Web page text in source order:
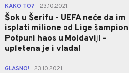
KAKO TO? 23.10.2021.
Šok u Šerifu - UEFA neće da im
isplati milione od Lige
Potpuni haos u Moldaviji -
upletena je i vlada!
GLASNO! 23.10.2021.